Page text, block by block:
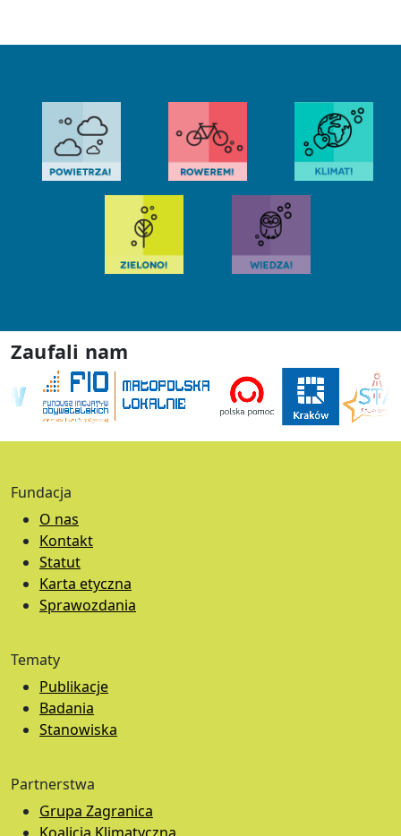
Zaufali nam
Fundacja
O nas
Kontakt
Statut
Karta etyczna
Sprawozdania
Tematy
Publikacje
Badania
Stanowiska
Partnerstwa
Grupa Zagranica